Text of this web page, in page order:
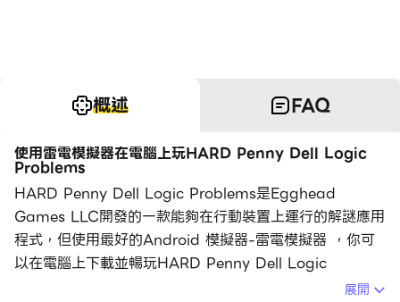
概述 FAQ
使用雷電模擬器在電腦上玩HARD Penny Dell Logic
Problems
HARD Penny Dell Logic Problems是Egghead
Games LLC開發的一款能夠在行動裝置上運行的解謎應用
程式，但使用最好的Android 模擬器-雷電模擬器 ，你可
以在電腦上下載並暢玩HARD Penny Dell Logic
展開